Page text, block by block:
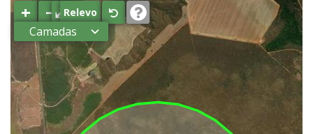
+ −⤢Relevo
Camadas
Estados
Municípios
Terras
indígenas
(FUNAI)